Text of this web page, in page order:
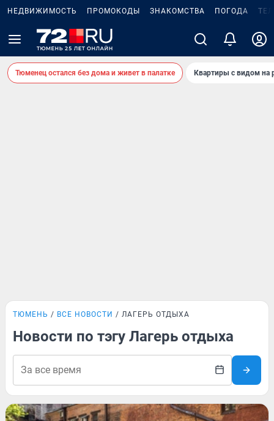
НЕДВИЖИМОСТЬ ПРОМОКОДЫ ЗНАКОМСТВА ПОГОДА
Тюменец остался без дома и живет в палатке Квартиры с видом на
ТЮМЕНЬ ВСЕ НОВОСТИ ЛАГЕРЬ ОТДЫХА
Новости по тэгу Лагерь отдыха